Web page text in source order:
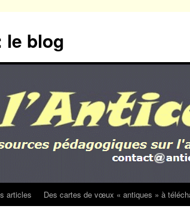
le blog
articles Des cartes de vœux « antiques » à